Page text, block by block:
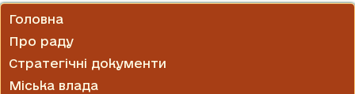
Головна
Про раду
Стратегічні документи
Міська влада